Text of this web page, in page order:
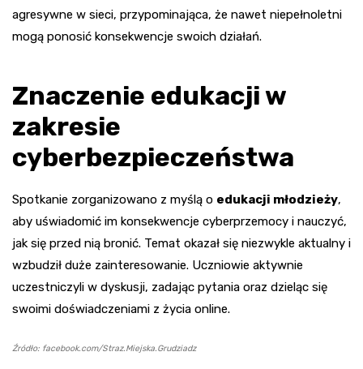
agresywne w sieci, przypominająca, że nawet niepełnoletni
mogą ponosić konsekwencje swoich działań.
Znaczenie edukacji w
zakresie
cyberbezpieczeństwa
Spotkanie zorganizowano z myślą o edukacji młodzieży,
aby uświadomić im konsekwencje cyberprzemocy i nauczyć,
jak się przed nią bronić. Temat okazał się niezwykle aktualny i
wzbudził duże zainteresowanie. Uczniowie aktywnie
uczestniczyli w dyskusji, zadając pytania oraz dzieląc się
swoimi doświadczeniami z życia online.
Źródło: facebook.com/Straz.Miejska.Grudziadz